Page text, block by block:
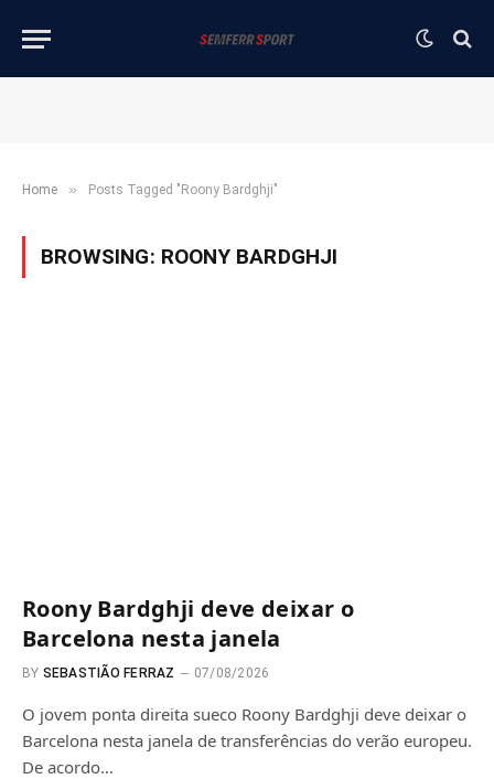
Home » Posts Tagged "Roony Bardghji"
BROWSING: ROONY BARDGHJI
Roony Bardghji deve deixar o
Barcelona nesta janela
BY SEBASTIÃO FERRAZ 07/08/2026
O jovem ponta direita sueco Roony Bardghji deve deixar o
Barcelona nesta janela de transferências do verão europeu.
De acordo…